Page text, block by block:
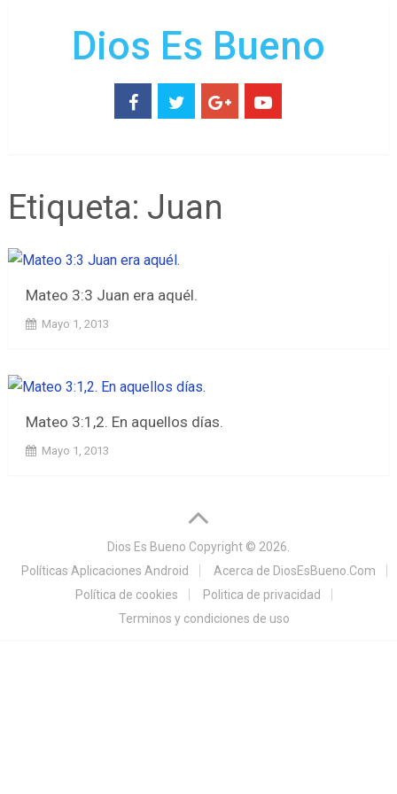
Dios Es Bueno
Etiqueta: Juan
Mateo 3:3 Juan era aquél.
Mayo 1, 2013
Mateo 3:1,2. En aquellos días.
Mayo 1, 2013
Dios Es Bueno Copyright © 2026.
Políticas Aplicaciones Android
Acerca de DiosEsBueno.Com
Política de cookies
Politica de privacidad
Terminos y condiciones de uso